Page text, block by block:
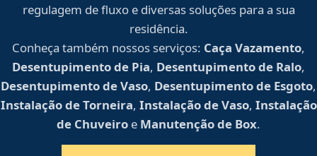
regulagem de fluxo e diversas soluções para a sua
residência.
Conheça também nossos serviços: Caça Vazamento,
Desentupimento de Pia, Desentupimento de Ralo,
Desentupimento de Vaso, Desentupimento de Esgoto,
Instalação de Torneira, Instalação de Vaso, Instalação
de Chuveiro e Manutenção de Box.